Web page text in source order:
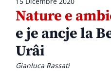
Nature e
e je ancje la
Urâi
Gianluca Rassati